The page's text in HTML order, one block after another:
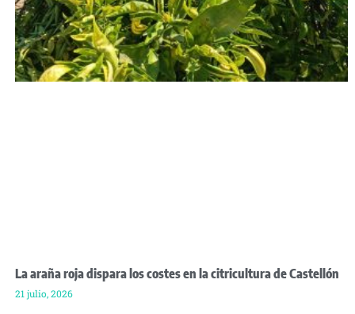
La araña roja dispara los costes en la citricultura de Castellón
21 julio, 2026